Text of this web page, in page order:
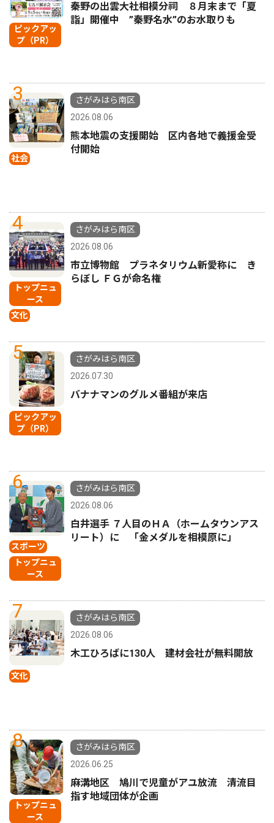
ピックアッ
プ（PR）
秦野の出雲大社相模分祠 ８月末まで「夏
詣」開催中 ”秦野名水”のお水取りも
3
社会
さがみはら南区
2026.08.06
熊本地震の支援開始 区内各地で義援金受
付開始
4
トップニュ
ース
文化
さがみはら南区
2026.08.06
市立博物館 プラネタリウム新愛称に き
らぼし ＦＧが命名権
5
ピックアッ
プ（PR）
さがみはら南区
2026.07.30
バナナマンのグルメ番組が来店
6
スポーツ
トップニュ
ース
さがみはら南区
2026.08.06
白井選手 ７人目のＨＡ（ホームタウンアス
リート）に 「金メダルを相模原に」
7
文化
さがみはら南区
2026.08.06
木工ひろばに130人 建材会社が無料開放
8
トップニュ
ース
さがみはら南区
2026.06.25
麻溝地区 鳩川で児童がアユ放流 清流目
指す地域団体が企画